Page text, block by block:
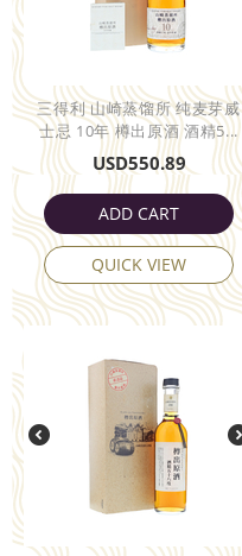
三得利 山崎蒸馏所 纯麦芽威
士忌 10年 樽出原酒 酒精5...
USD550.89
ADD CART
QUICK VIEW